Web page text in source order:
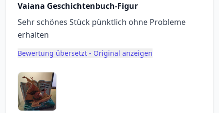
Vaiana Geschichtenbuch-Figur
Sehr schönes Stück pünktlich ohne Probleme
erhalten
Bewertung übersetzt - Original anzeigen